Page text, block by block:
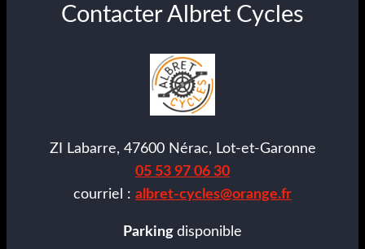
Contacter Albret Cycles
ZI Labarre, 47600 Nérac, Lot-et-Garonne
05 53 97 06 30
courriel : albret-cycles@orange.fr
Parking disponible